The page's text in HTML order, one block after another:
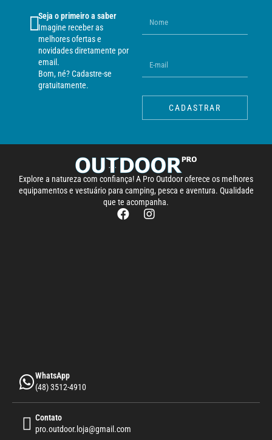
Seja o primeiro a saber
Imagine receber as
melhores ofertas e
novidades diretamente por
email.
Bom, né? Cadastre-se
gratuitamente.
CADASTRAR
Explore a natureza com confiança! A Pro Outdoor oferece os melhores
equipamentos e vestuário para camping, pesca e aventura. Qualidade
que te acompanha.
WhatsApp
(48) 3512-4910
Contato
pro.outdoor.loja@gmail.com